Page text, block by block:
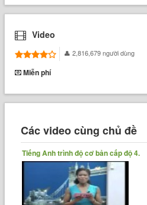
Video
2,816,679 người dùng
Miễn phí
Các video cùng chủ đề
Tiếng Anh trình độ cơ bản cấp độ 4.